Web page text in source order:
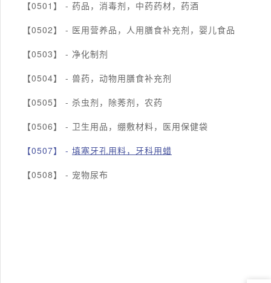
【0501】 - 药品，消毒剂，中药药材，药酒
【0502】 - 医用营养品，人用膳食补充剂，婴儿食品
【0503】 - 净化制剂
【0504】 - 兽药，动物用膳食补充剂
【0505】 - 杀虫剂，除莠剂，农药
【0506】 - 卫生用品，绷敷材料，医用保健袋
【0507】 - 填塞牙孔用料，牙科用蜡
【0508】 - 宠物尿布